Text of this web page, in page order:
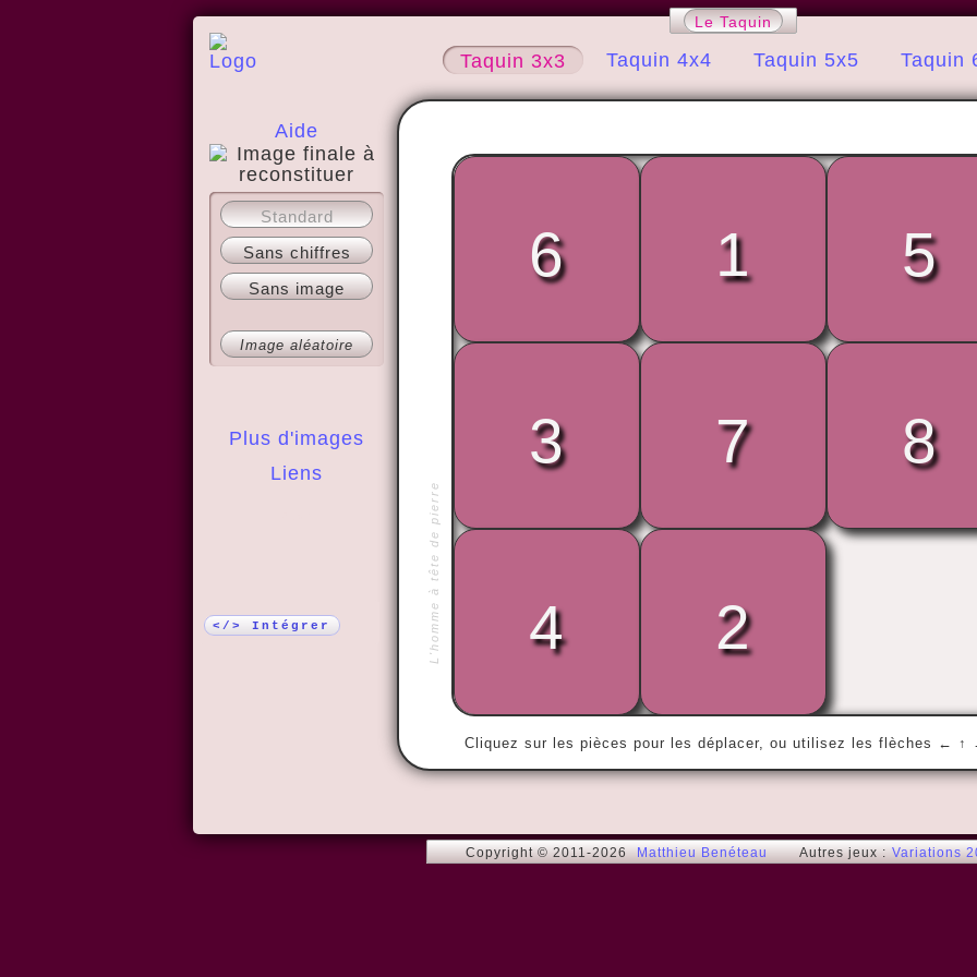
Le Taquin
Taquin 3x3 Taquin 4x4 Taquin 5x5 Taquin
Aide
A propos
Plus d'images
Liens
Standard
Sans chiffres
Sans image
Image aléatoire
</> Intégrer L'homme à tête de pierre
Cliquez sur les pièces pour les déplacer, ou utilisez les flèches ← ↑
« C'est en faisant n'importe quoi qu'on
devient n'importe qui. »
6 1 5
3 7 8
4 2
Copyright © 2011-2026 Matthieu Benéteau Autres jeux : Variations